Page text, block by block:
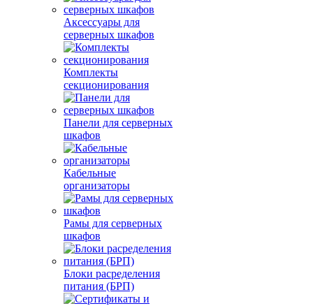
Аксессуары для
серверных шкафов
Комплекты
секционирования
Панели для серверных
шкафов
Кабельные
организаторы
Рамы для серверных
шкафов
Блоки расределения
питания (БРП)